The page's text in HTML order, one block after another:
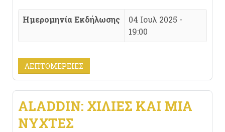
Ημερομηνία Εκδήλωσης
04 Ιουλ 2025 -
19:00
ΛΕΠΤΟΜΈΡΕΙΕΣ
ALADDIN: ΧΊΛΙΕΣ ΚΑΙ ΜΙΑ
ΝΎΧΤΕΣ